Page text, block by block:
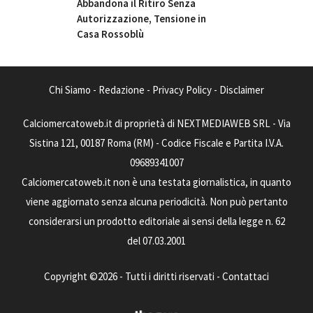
Abbandona il Ritiro Senza
Autorizzazione, Tensione in
Casa Rossoblù
Chi Siamo - Redazione - Privacy Policy - Disclaimer
Calciomercatoweb.it di proprietà di NEXTMEDIAWEB SRL - Via
Sistina 121, 00187 Roma (RM) - Codice Fiscale e Partita I.V.A.
09689341007
Calciomercatoweb.it non è una testata giornalistica, in quanto
viene aggiornato senza alcuna periodicità. Non può pertanto
considerarsi un prodotto editoriale ai sensi della legge n. 62
del 07.03.2001
Copyright ©2026 - Tutti i diritti riservati - Contattaci